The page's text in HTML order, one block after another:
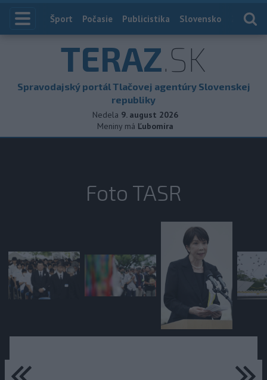
Index
Šport Počasie Publicistika Slovensko
TERAZ.SK
Spravodajský portál Tlačovej agentúry Slovenskej
republiky
Nedela 9. august 2026
Meniny má Ľubomíra
Foto TASR